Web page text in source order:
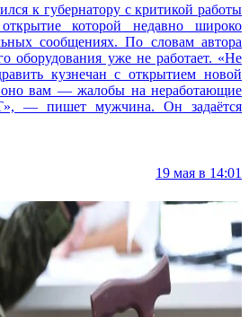
к губернатору с критикой работы
которой недавно широко
сообщениях. По словам автора
оборудования уже не работает. «Не
кузнечан с открытием новой
вам — жалобы на неработающие
— пишет мужчина. Он задаётся
19 мая в 14:01